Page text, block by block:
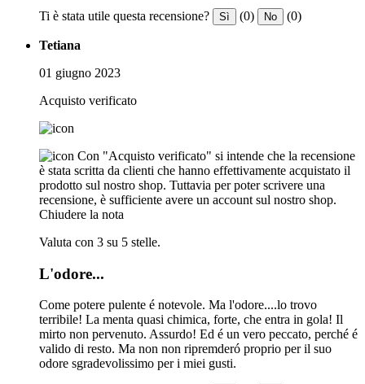
Ti è stata utile questa recensione? Sì (0) No (0)
Tetiana
01 giugno 2023
Acquisto verificato
Con "Acquisto verificato" si intende che la recensione
è stata scritta da clienti che hanno effettivamente acquistato il
prodotto sul nostro shop. Tuttavia per poter scrivere una
recensione, è sufficiente avere un account sul nostro shop.
Chiudere la nota
Valuta con 3 su 5 stelle.
L'odore...
Come potere pulente é notevole. Ma l'odore....lo trovo
terribile! La menta quasi chimica, forte, che entra in gola! Il
mirto non pervenuto. Assurdo! Ed é un vero peccato, perché é
valido di resto. Ma non non ripremderó proprio per il suo
odore sgradevolissimo per i miei gusti.